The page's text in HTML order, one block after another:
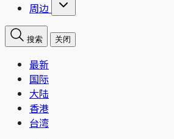
周边
搜索 关闭
最新
国际
大陆
香港
台湾